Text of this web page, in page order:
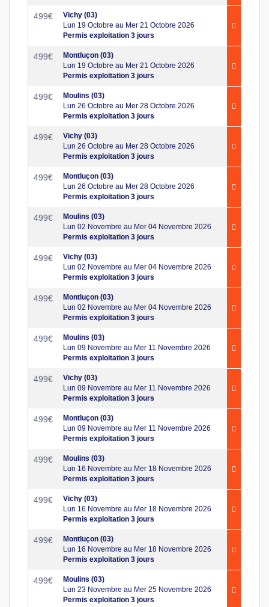
499€
Vichy (03)
Lun 19 Octobre au Mer 21 Octobre 2026
Permis exploitation 3 jours
499€
Montluçon (03)
Lun 19 Octobre au Mer 21 Octobre 2026
Permis exploitation 3 jours
499€
Moulins (03)
Lun 26 Octobre au Mer 28 Octobre 2026
Permis exploitation 3 jours
499€
Vichy (03)
Lun 26 Octobre au Mer 28 Octobre 2026
Permis exploitation 3 jours
499€
Montluçon (03)
Lun 26 Octobre au Mer 28 Octobre 2026
Permis exploitation 3 jours
499€
Moulins (03)
Lun 02 Novembre au Mer 04 Novembre 2026
Permis exploitation 3 jours
499€
Vichy (03)
Lun 02 Novembre au Mer 04 Novembre 2026
Permis exploitation 3 jours
499€
Montluçon (03)
Lun 02 Novembre au Mer 04 Novembre 2026
Permis exploitation 3 jours
499€
Moulins (03)
Lun 09 Novembre au Mer 11 Novembre 2026
Permis exploitation 3 jours
499€
Vichy (03)
Lun 09 Novembre au Mer 11 Novembre 2026
Permis exploitation 3 jours
499€
Montluçon (03)
Lun 09 Novembre au Mer 11 Novembre 2026
Permis exploitation 3 jours
499€
Moulins (03)
Lun 16 Novembre au Mer 18 Novembre 2026
Permis exploitation 3 jours
499€
Vichy (03)
Lun 16 Novembre au Mer 18 Novembre 2026
Permis exploitation 3 jours
499€
Montluçon (03)
Lun 16 Novembre au Mer 18 Novembre 2026
Permis exploitation 3 jours
499€
Moulins (03)
Lun 23 Novembre au Mer 25 Novembre 2026
Permis exploitation 3 jours